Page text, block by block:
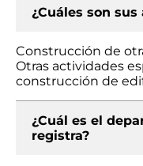
¿Cuáles son
Construcción de
Otras actividades
construcción de
¿Cuál es el
registra?